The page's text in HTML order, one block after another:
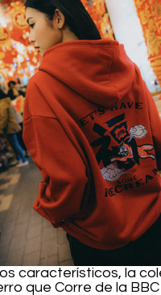
característicos, la
que Corre de la